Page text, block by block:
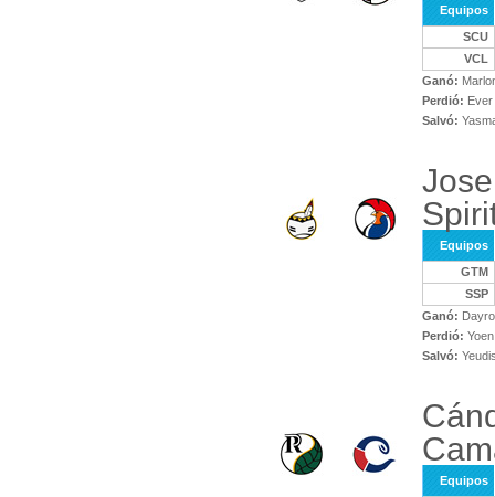
Equipos
SCU
VCL
Ganó:
Perdió:
Salvó:
Equipos
GTM
SSP
Ganó:
Perdió:
Salvó:
Equipos